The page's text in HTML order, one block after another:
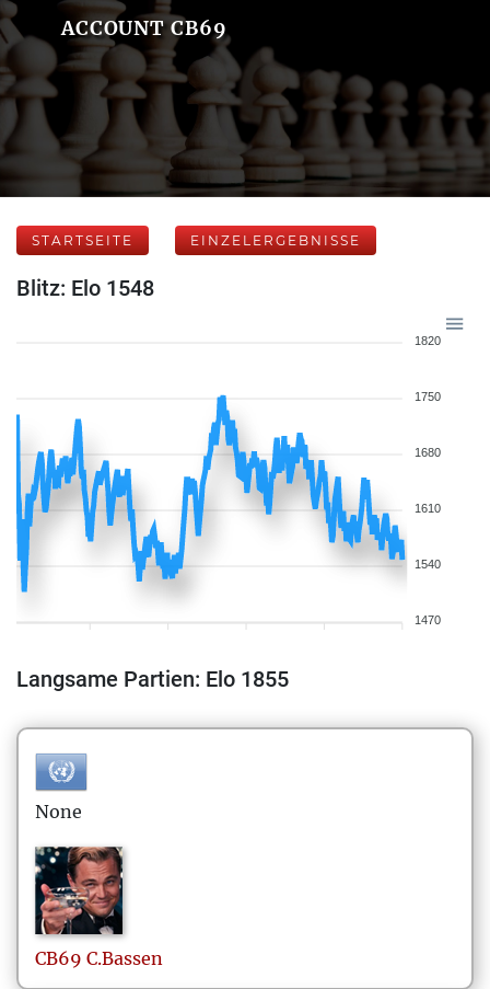
ACCOUNT CB69
STARTSEITE EINZELERGEBNISSE
Blitz: Elo 1548
1820
1750
1680
1610
1540
1470
Langsame Partien: Elo 1855
None
CB69 C.Bassen